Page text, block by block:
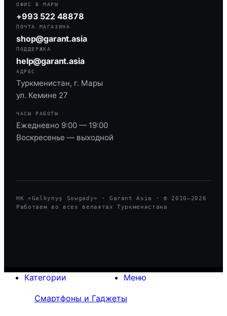
ОФИС В МАРЫ
+993 522 48878
ПОЧТА МАГАЗИНА
shop@garant.asia
ПОДДЕРЖКА
help@garant.asia
АДРЕС
Туркменистан, г. Мары
ул. Кемине 27
ЧАСЫ РАБОТЫ
Ежедневно 9:00 — 19:00
Воскресенье — выходной
HK «Galkynyş Sowgady» · Garant Asia · © 2010—2026
Работаем во всех велаятах Туркменистана
Меню
Категории
Смартфоны и Гаджеты